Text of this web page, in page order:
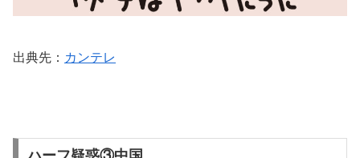
出典先： カンテレ